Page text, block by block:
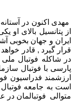
از پتانسیل بالای او
ایران و جهان بخوبی
قرار گیرد , قادر
در شاکله فوتبال ملی
پارسی با فوتبال
ارزشمند فدراسیون
است به جامعه
متوالی فوتبالمان